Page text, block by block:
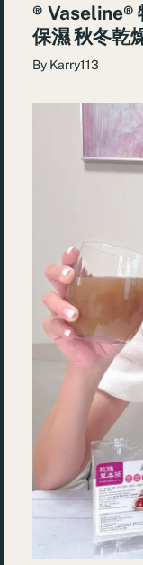
® Vaseline®
保濕 秋冬乾
By Karry113